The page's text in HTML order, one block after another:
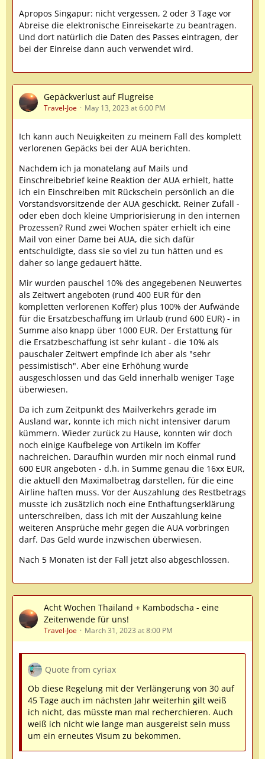
Apropos Singapur: nicht vergessen, 2 oder 3 Tage vor
Abreise die elektronische Einreisekarte zu beantragen.
Und dort natürlich die Daten des Passes eintragen, der
bei der Einreise dann auch verwendet wird.
Gepäckverlust auf Flugreise
Travel-Joe May 13, 2023 at 6:00 PM
Ich kann auch Neuigkeiten zu meinem Fall des komplett
verlorenen Gepäcks bei der AUA berichten.
Nachdem ich ja monatelang auf Mails und
Einschreibebrief keine Reaktion der AUA erhielt, hatte
ich ein Einschreiben mit Rückschein persönlich an die
Vorstandsvorsitzende der AUA geschickt. Reiner Zufall -
oder eben doch kleine Umpriorisierung in den internen
Prozessen? Rund zwei Wochen später erhielt ich eine
Mail von einer Dame bei AUA, die sich dafür
entschuldigte, dass sie so viel zu tun hätten und es
daher so lange gedauert hätte.
Mir wurden pauschel 10% des angegebenen Neuwertes
als Zeitwert angeboten (rund 400 EUR für den
kompletten verlorenen Koffer) plus 100% der Aufwände
für die Ersatzbeschaffung im Urlaub (rund 600 EUR) - in
Summe also knapp über 1000 EUR. Der Erstattung für
die Ersatzbeschaffung ist sehr kulant - die 10% als
pauschaler Zeitwert empfinde ich aber als "sehr
pessimistisch". Aber eine Erhöhung wurde
ausgeschlossen und das Geld innerhalb weniger Tage
überwiesen.
Da ich zum Zeitpunkt des Mailverkehrs gerade im
Ausland war, konnte ich mich nicht intensiver darum
kümmern. Wieder zurück zu Hause, konnten wir doch
noch einige Kaufbelege von Artikeln im Koffer
nachreichen. Daraufhin wurden mir noch einmal rund
600 EUR angeboten - d.h. in Summe genau die 16xx EUR,
die aktuell den Maximalbetrag darstellen, für die eine
Airline haften muss. Vor der Auszahlung des Restbetrags
musste ich zusätzlich noch eine Enthaftungserklärung
unterschreiben, dass ich mit der Auszahlung keine
weiteren Ansprüche mehr gegen die AUA vorbringen
darf. Das Geld wurde inzwischen überwiesen.
Nach 5 Monaten ist der Fall jetzt also abgeschlossen.
Acht Wochen Thailand + Kambodscha - eine
Zeitenwende für uns!
Travel-Joe March 31, 2023 at 8:00 PM
Quote from cyriax
Ob diese Regelung mit der Verlängerung von 30 auf
45 Tage auch im nächsten Jahr weiterhin gilt weiß
ich nicht, das müsste man mal recherchieren. Auch
weiß ich nicht wie lange man ausgereist sein muss
um ein erneutes Visum zu bekommen.